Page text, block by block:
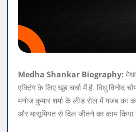
Medha Shankar Biography:
एक्टिंग के लिए खूब चर्चा में है. विधु विनोद
मनोज कुमार शर्मा के लीड रोल में गजब का
और मासूमियत से दिल जीतने का काम किया